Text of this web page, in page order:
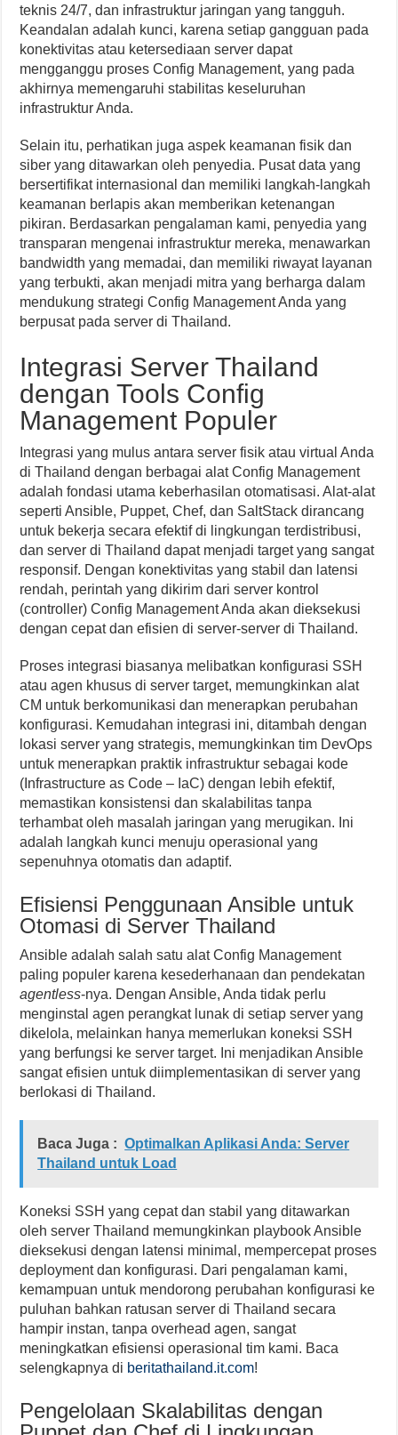
teknis 24/7, dan infrastruktur jaringan yang tangguh.
Keandalan adalah kunci, karena setiap gangguan pada
konektivitas atau ketersediaan server dapat
mengganggu proses Config Management, yang pada
akhirnya memengaruhi stabilitas keseluruhan
infrastruktur Anda.
Selain itu, perhatikan juga aspek keamanan fisik dan
siber yang ditawarkan oleh penyedia. Pusat data yang
bersertifikat internasional dan memiliki langkah-langkah
keamanan berlapis akan memberikan ketenangan
pikiran. Berdasarkan pengalaman kami, penyedia yang
transparan mengenai infrastruktur mereka, menawarkan
bandwidth yang memadai, dan memiliki riwayat layanan
yang terbukti, akan menjadi mitra yang berharga dalam
mendukung strategi Config Management Anda yang
berpusat pada server di Thailand.
Integrasi Server Thailand
dengan Tools Config
Management Populer
Integrasi yang mulus antara server fisik atau virtual Anda
di Thailand dengan berbagai alat Config Management
adalah fondasi utama keberhasilan otomatisasi. Alat-alat
seperti Ansible, Puppet, Chef, dan SaltStack dirancang
untuk bekerja secara efektif di lingkungan terdistribusi,
dan server di Thailand dapat menjadi target yang sangat
responsif. Dengan konektivitas yang stabil dan latensi
rendah, perintah yang dikirim dari server kontrol
(controller) Config Management Anda akan dieksekusi
dengan cepat dan efisien di server-server di Thailand.
Proses integrasi biasanya melibatkan konfigurasi SSH
atau agen khusus di server target, memungkinkan alat
CM untuk berkomunikasi dan menerapkan perubahan
konfigurasi. Kemudahan integrasi ini, ditambah dengan
lokasi server yang strategis, memungkinkan tim DevOps
untuk menerapkan praktik infrastruktur sebagai kode
(Infrastructure as Code – IaC) dengan lebih efektif,
memastikan konsistensi dan skalabilitas tanpa
terhambat oleh masalah jaringan yang merugikan. Ini
adalah langkah kunci menuju operasional yang
sepenuhnya otomatis dan adaptif.
Efisiensi Penggunaan Ansible untuk
Otomasi di Server Thailand
Ansible adalah salah satu alat Config Management
paling populer karena kesederhanaan dan pendekatan
agentless-nya. Dengan Ansible, Anda tidak perlu
menginstal agen perangkat lunak di setiap server yang
dikelola, melainkan hanya memerlukan koneksi SSH
yang berfungsi ke server target. Ini menjadikan Ansible
sangat efisien untuk diimplementasikan di server yang
berlokasi di Thailand.
Baca Juga : Optimalkan Aplikasi Anda: Server
Thailand untuk Load
Koneksi SSH yang cepat dan stabil yang ditawarkan
oleh server Thailand memungkinkan playbook Ansible
dieksekusi dengan latensi minimal, mempercepat proses
deployment dan konfigurasi. Dari pengalaman kami,
kemampuan untuk mendorong perubahan konfigurasi ke
puluhan bahkan ratusan server di Thailand secara
hampir instan, tanpa overhead agen, sangat
meningkatkan efisiensi operasional tim kami. Baca
selengkapnya di beritathailand.it.com!
Pengelolaan Skalabilitas dengan